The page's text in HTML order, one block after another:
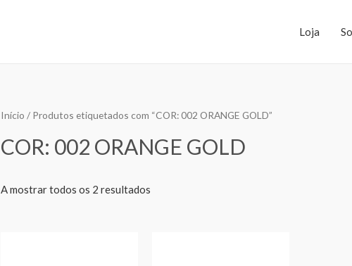
Loja
Início / Produtos etiquetados com “COR: 002 ORANGE GOLD”
COR: 002 ORANGE GOLD
A mostrar todos os 2 resultados